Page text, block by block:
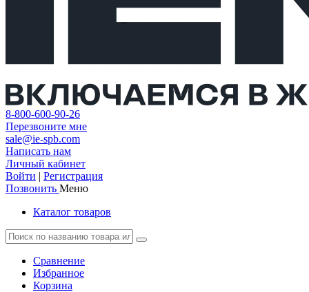
8-800-600-90-26
Перезвоните мне
sale@ie-spb.com
Написать нам
Личный кабинет
Войти | Регистрация
Позвонить Меню
Каталог товаров
Сравнение
Избранное
Корзина